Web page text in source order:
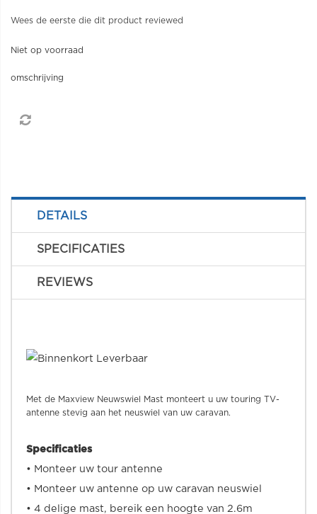
Wees de eerste die dit product reviewed
Niet op voorraad
omschrijving
DETAILS
SPECIFICATIES
REVIEWS
Met de Maxview Neuwswiel Mast monteert u uw touring TV-
antenne stevig aan het neuswiel van uw caravan.
Specificaties
• Monteer uw tour antenne
• Monteer uw antenne op uw caravan neuswiel
• 4 delige mast, bereik een hoogte van 2.6m